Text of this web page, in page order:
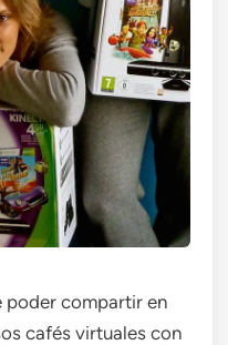
poder compartir en
cafés virtuales con